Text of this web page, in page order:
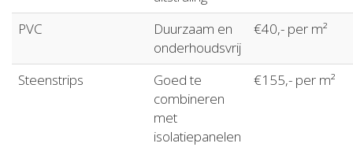
PVC
Duurzaam en
onderhoudsvrij
€40,- per m²
Steenstrips
Goed te
combineren
met
isolatiepanelen
€155,- per m²